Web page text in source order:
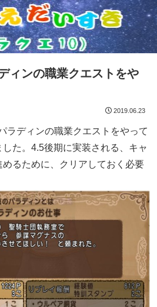
ィンの職業クエストをや
2019.06.23
ラディンの職業クエストをやって
た。4.5後期に実装される、キャ
るために、クリアしておく必要